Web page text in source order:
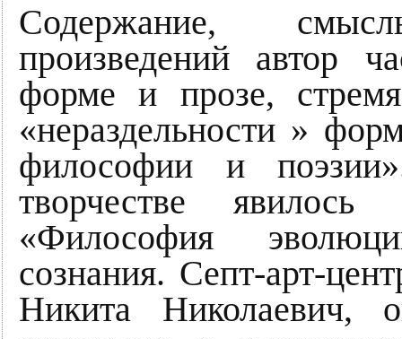
Содержание,
произведений автор
форме и прозе,
«нераздельности »
философии и
творчестве
«Философия
сознания. Септ-арт-
Никита Николаевич,